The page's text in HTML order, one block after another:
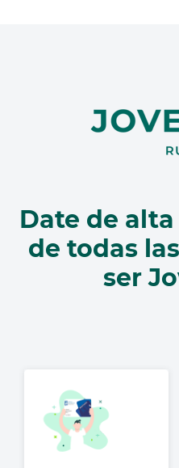
Date de
de todas
ser